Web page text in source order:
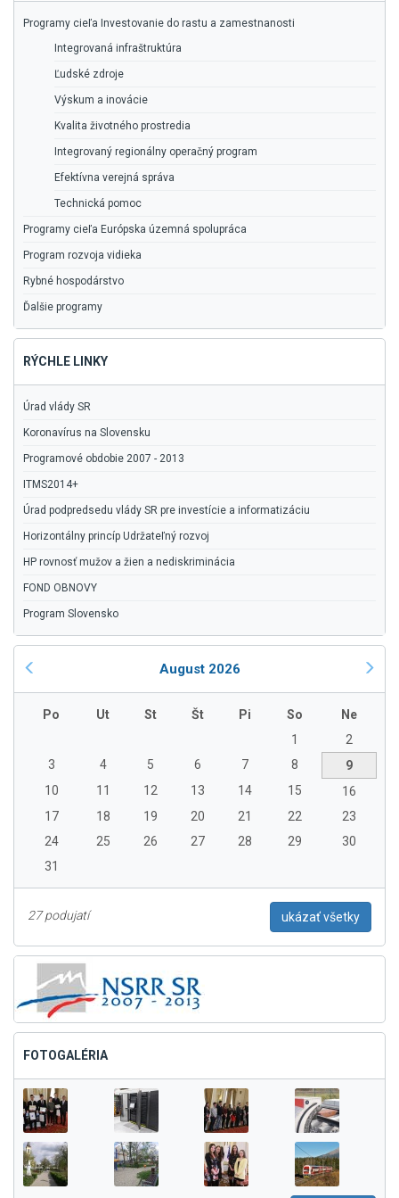
Programy cieľa Investovanie do rastu a zamestnanosti
Integrovaná infraštruktúra
Ľudské zdroje
Výskum a inovácie
Kvalita životného prostredia
Integrovaný regionálny operačný program
Efektívna verejná správa
Technická pomoc
Programy cieľa Európska územná spolupráca
Program rozvoja vidieka
Rybné hospodárstvo
Ďalšie programy
RÝCHLE LINKY
Úrad vlády SR
Koronavírus na Slovensku
Programové obdobie 2007 - 2013
ITMS2014+
Úrad podpredsedu vlády SR pre investície a informatizáciu
Horizontálny princíp Udržateľný rozvoj
HP rovnosť mužov a žien a nediskriminácia
FOND OBNOVY
Program Slovensko
August 2026
Po Ut St Št Pi So
Ne
1
2
3
4 5 6 7 8
9
10
11 12 13 14 15
16
17
18 19 20 21 22
23
24
25 26 27 28 29
30
31
27 podujatí ukázať všetky
FOTOGALÉRIA